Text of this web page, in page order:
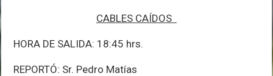
CABLES CAÍDOS
HORA DE SALIDA: 18:45 hrs.
REPORTÓ: Sr. Pedro Matías